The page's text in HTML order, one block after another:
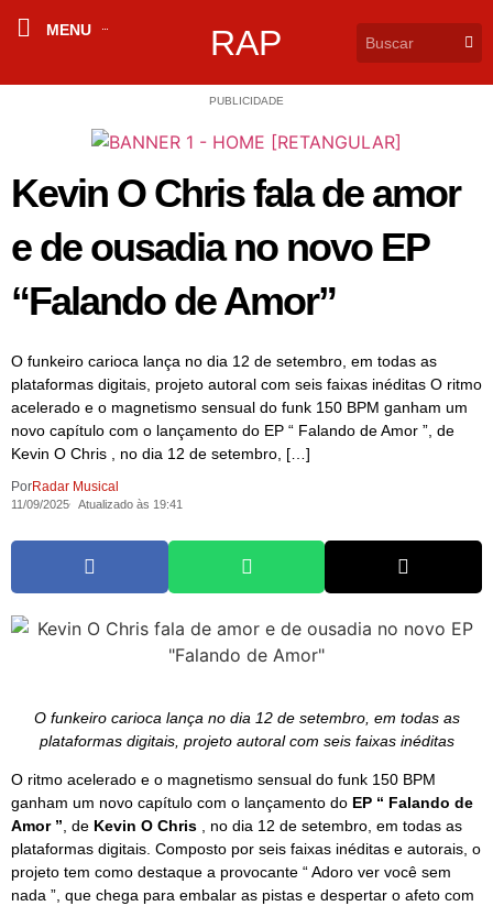
MENU RAP
PUBLICIDADE
Kevin O Chris fala de amor
e de ousadia no novo EP
“Falando de Amor”
O funkeiro carioca lança no dia 12 de setembro, em todas as
plataformas digitais, projeto autoral com seis faixas inéditas O ritmo
acelerado e o magnetismo sensual do funk 150 BPM ganham um
novo capítulo com o lançamento do EP “ Falando de Amor ”, de
Kevin O Chris , no dia 12 de setembro, […]
PorRadar Musical
11/09/2025 Atualizado às 19:41
O funkeiro carioca lança no dia 12 de setembro, em todas as
plataformas digitais, projeto autoral com seis faixas inéditas
O ritmo acelerado e o magnetismo sensual do funk 150 BPM
ganham um novo capítulo com o lançamento do EP “ Falando de
Amor ” , de Kevin O Chris , no dia 12 de setembro, em todas as
plataformas digitais. Composto por seis faixas inéditas e autorais, o
projeto tem como destaque a provocante “ Adoro ver você sem
nada ”, que chega para embalar as pistas e despertar o afeto com